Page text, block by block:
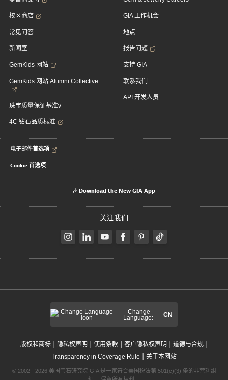
校区商店
常见问答
新闻室
GemKids 网站
GemKids 网站 Alumni Collective
珠宝质量保证基准v
4C 钻石品质标准
GIA 工作机会
地点
报告问题
支持 GIA
联系我们
API 开发人员
电子邮件首选项
Cookie 首选项
Download the New GIA App
关注我们
Change
Language:
CN
版权和商标 | 隐私权声明 | 使用条款 | 客户隐私权声明 | 道德与合规 |
Transparency in Coverage Rule | 关于本网站
© 2002 - 2026 美国宝石研究院 GIA 是一家符合美国税法第 501(c)(3) 条的非营利组